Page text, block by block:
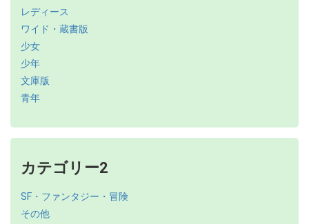
レディース
ワイド・蔵書版
少女
少年
文庫版
青年
カテゴリー2
SF・ファンタジー・冒険
その他